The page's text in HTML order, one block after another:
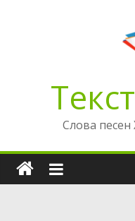
Слова